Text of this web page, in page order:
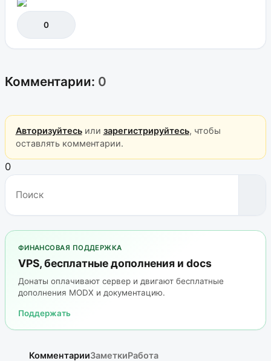
0
Комментарии: 0
Авторизуйтесьили зарегистрируйтесь, чтобы
оставлять комментарии.
0
ФИНАНСОВАЯ ПОДДЕРЖКА
VPS, бесплатные дополнения и docs
Донаты оплачивают сервер и двигают бесплатные
дополнения MODX и документацию.
Поддержать
КомментарииЗаметкиРабота